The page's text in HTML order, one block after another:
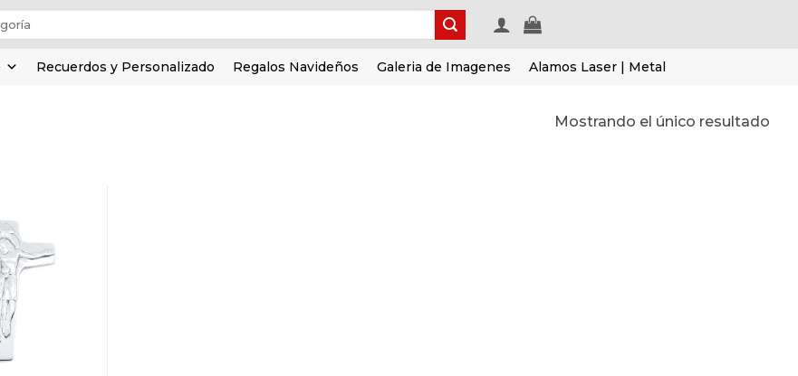
Recuerdos y Personalizado Regalos Navideños Galeria de Imagenes Alamos Laser | Metal
Mostrando el único resultado